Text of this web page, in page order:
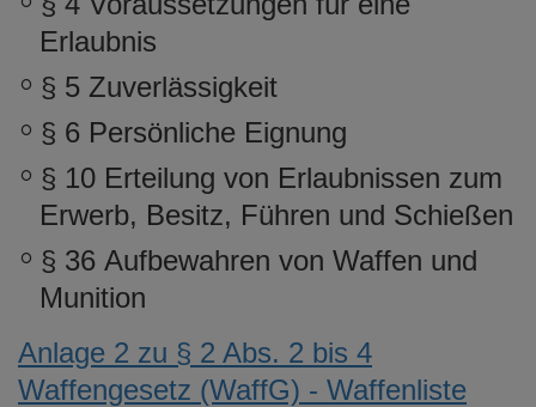
Erlaubnis
§ 5 Zuverlässigkeit
§ 6 Persönliche Eignung
§ 10 Erteilung von Erlaubnissen zum
Erwerb, Besitz, Führen und Schießen
§ 36 Aufbewahren von Waffen und
Munition
Anlage 2 zu § 2 Abs. 2 bis 4
Waffengesetz (WaffG) - Waffenliste